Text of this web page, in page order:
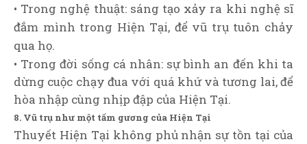
• Trong nghệ thuật: sáng tạo xảy ra khi nghệ sĩ
đắm mình trong Hiện Tại, để vũ trụ tuôn chảy
qua họ.
• Trong đời sống cá nhân: sự bình an đến khi ta
dừng cuộc chạy đua với quá khứ và tương lai, để
hòa nhập cùng nhịp đập của Hiện Tại.
8. Vũ trụ như một tấm gương của Hiện Tại
Thuyết Hiện Tại không phủ nhận sự tồn tại của